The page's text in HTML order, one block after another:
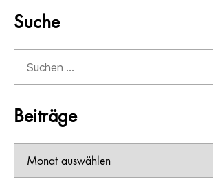
Suche
nach:
Beiträge